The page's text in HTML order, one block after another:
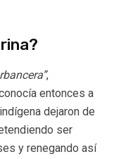
,
entonces a
dejaron de
ser
y renegando así